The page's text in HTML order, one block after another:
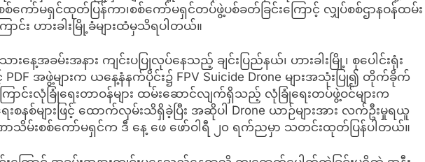
စ်ကော်မရှင်ထုတ်ပြန်ကာ၊စစ်ကော်မရှင်တပ်ဖွဲ့ပစ်ခတ်ခြင်းကြောင့် လျှပ်စစ်ဌာနဝန်ထမ်း
ာင်း ဟားခါးမြို့ခံများထံမှသိရပါတယ်။
ားနေ့အခမ်းအနား ကျင်းပပြုလုပ်နေသည့် ချင်းပြည်နယ်၊ ဟားခါးမြို့၊ စုပေါင်းရုံး
PDF အဖွဲ့များက ယနေ့နံနက်ပိုင်း၌ FPV Suicide Drone များအသုံးပြု၍ တိုက်ခိုက်
ောင်းလုံခြုံရေးတာဝန်များ ထမ်းဆောင်လျက်ရှိသည့် လုံခြုံရေးတပ်ဖွဲ့ဝင်များက
နစ်များဖြင့် ထောက်လှမ်းသိရှိခဲ့ပြီး အဆိုပါ Drone ယာဉ်များအား လက်ဦးမှုရယူ
ာသိမ်းစစ်ကော်မရှင်က ဒီ နေ့ ဖေ ဖော်ဝါရီ ၂၀ ရက်ညမှာ သတင်းထုတ်ပြန်ပါတယ်။